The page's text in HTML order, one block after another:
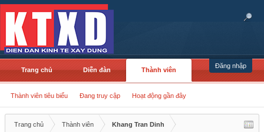
Đăng nhập
Trang chủ Diễn đàn Thành viên
Thành viên tiêu biểu Đang truy cập Hoạt động gần đây
Trang chủ Thành viên Khang Tran Dinh